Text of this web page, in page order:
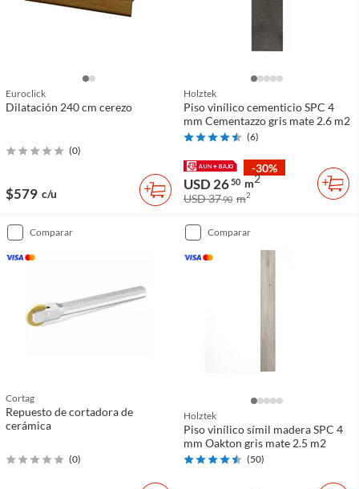
Euroclick
Dilatación 240 cm cerezo
(0)
$579 c/u
Holztek
Piso vinílico cementicio SPC 4
mm Cementazzo gris mate 2.6 m2
(6)
-30%
USD 2650 m2
USD 3790 m2
comparar
Cortag
Repuesto de cortadora de
cerámica
(0)
comparar
Holztek
Piso vinílico símil madera SPC 4
mm Oakton gris mate 2.5 m2
(50)